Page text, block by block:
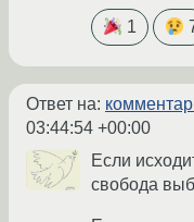
1
Ответ на:
03:44:54 +00:00
Если
свобода